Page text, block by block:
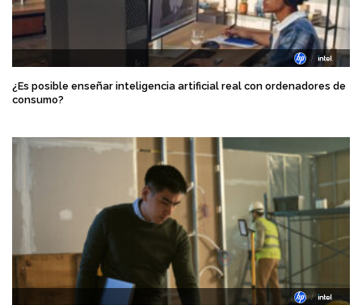
¿Es posible enseñar inteligencia artificial real con ordenadores de
consumo?